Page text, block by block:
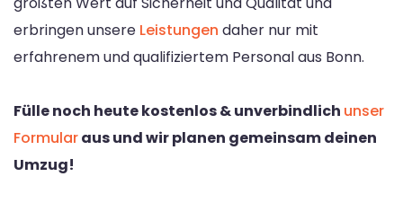
erbringen unsere Leistungen daher nur mit
erfahrenem und qualifiziertem Personal aus Bonn.
Fülle noch heute kostenlos & unverbindlich unser
Formularaus und wir planen gemeinsam deinen
Umzug!